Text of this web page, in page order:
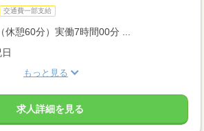
交通費一部支給
休憩60分）実働7時間00分 ...
もっと見る
求人詳細を見る